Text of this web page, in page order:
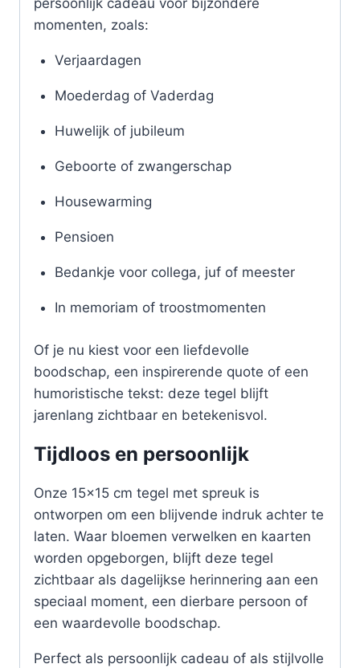
persoonlijk cadeau voor bijzondere
momenten, zoals:
Verjaardagen
Moederdag of Vaderdag
Huwelijk of jubileum
Geboorte of zwangerschap
Housewarming
Pensioen
Bedankje voor collega, juf of meester
In memoriam of troostmomenten
Of je nu kiest voor een liefdevolle
boodschap, een inspirerende quote of een
humoristische tekst: deze tegel blijft
jarenlang zichtbaar en betekenisvol.
Tijdloos en persoonlijk
Onze 15×15 cm tegel met spreuk is
ontworpen om een blijvende indruk achter te
laten. Waar bloemen verwelken en kaarten
worden opgeborgen, blijft deze tegel
zichtbaar als dagelijkse herinnering aan een
speciaal moment, een dierbare persoon of
een waardevolle boodschap.
Perfect als persoonlijk cadeau of als stijlvolle